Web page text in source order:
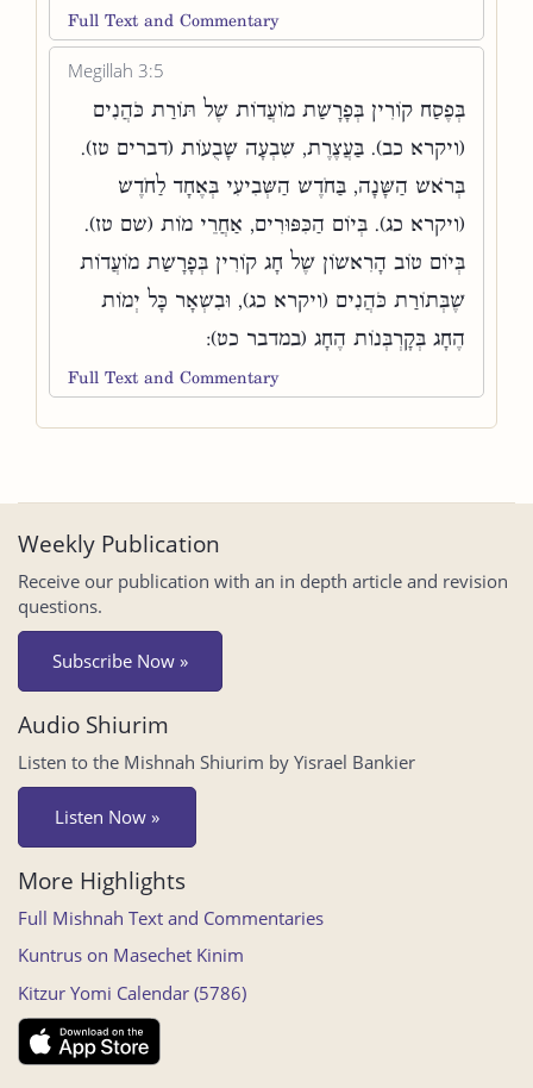
Full Text and Commentary
Megillah 3:5
בְּפֶסַח קוֹרִין בְּפָרָשַׁת מוֹעֲדוֹת שֶׁל תּוֹרַת כֹּהֲנִים
(ויקרא כב). בַּעֲצֶרֶת, שִׁבְעָה שָׁבֻעוֹת (דברים טז).
בְּרֹאשׁ הַשָּׁנָה, בַּחֹדֶשׁ הַשְּׁבִיעִי בְּאֶחָד לַחֹדֶשׁ
(ויקרא כג). בְּיוֹם הַכִּפּוּרִים, אַחֲרֵי מוֹת (שם טז).
בְּיוֹם טוֹב הָרִאשׁוֹן שֶׁל חָג קוֹרִין בְּפָרָשַׁת מוֹעֲדוֹת
שֶׁבְּתוֹרַת כֹּהֲנִים (ויקרא כג), וּבִשְׁאָר כָּל יְמוֹת
הֶחָג בְּקָרְבְּנוֹת הֶחָג (במדבר כט):
Full Text and Commentary
Weekly Publication
Receive our publication with an in depth article and revision
questions.
Subscribe Now »
Audio Shiurim
Listen to the Mishnah Shiurim by Yisrael Bankier
Listen Now »
More Highlights
Full Mishnah Text and Commentaries
Kuntrus on Masechet Kinim
Kitzur Yomi Calendar (5786)